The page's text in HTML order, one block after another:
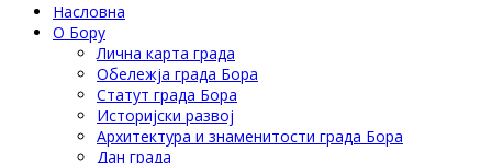
Насловна
О Бору
Лична карта града
Обележја града Бора
Статут града Бора
Историјски развој
Архитектура и знаменитости града Бора
Дан града